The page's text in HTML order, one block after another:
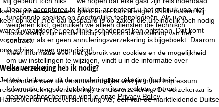
Door opaccepterente klikken, accepteert u het gebruik van niet-
functionele cookies en soortgelijke technologieën. Als u op
weigerenklikt, gebruiken we alleen diensten die technisch
noodzakelijk zijn en die nodig zijn voor de uitvoering van het
contract.
Meer informatie over het gebruik van cookies en de mogelijkheid
om uw instellingen te wijzigen, vindt u in de informatie over
Cookie-Policy.
Informatie over de verantwoordelijke vind je in hetImpressum
Informatie over de doeleinden en jouw rechten omtrent
gegevensbescherming vind je onze Privacy Policy
kan beginnen en tot een goed einde kan brengen. Toch maken wij
keer op keer mee dat bespaard is op zaken die uiteindelijk toch nodig
waren, waardoor er een flinke schadepost kan ontstaan. Dat komt
vooral voor als er geen annuleringsverzekering is bijgeboekt. Daarom
ons advies: neem geen risico!
Welke verzekering heb ik nodig?
Je hebt de keuze uit de annuleringsverzekering (inclusief
reisonderbrekingsverzekering) en reisverzekering. De verzekeraar is
HanseMerkur Reiseversicherung AG, een van de marktleidende Duitse